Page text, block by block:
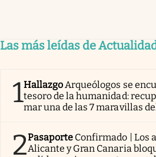
Las más leídas de
1Hallazgo Arqueólogos se
tesoro de la humanidad:
mar una de las 7 maravillas
2Pasaporte Confirmado | Los
Alicante y Gran Canaria